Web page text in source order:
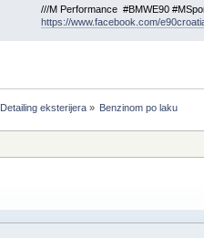
///M Performance #BMWE90
https://www.facebook.com/
Detailing eksterijera» Benzinom po laku